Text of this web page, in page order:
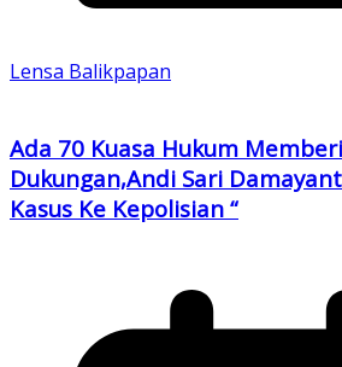
Lensa Balikpapan
Ada 70 Kuasa Hukum
Dukungan,Andi Sari
Kasus Ke Kepolisian “